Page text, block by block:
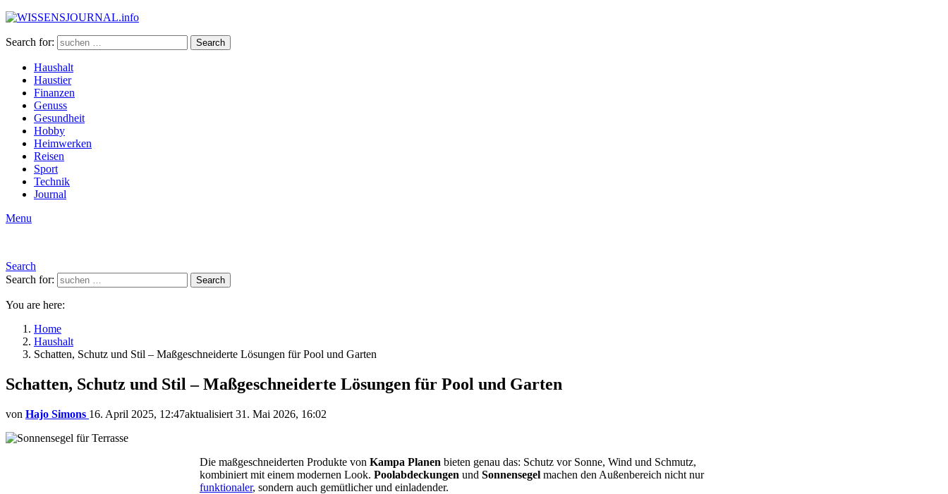
Search for: Search
Haushalt
Haustier
Finanzen
Genuss
Gesundheit
Hobby
Heimwerken
Reisen
Sport
Technik
Journal
Menu
Search
Search for:
Search
You are here:
Home
Haushalt
Schatten, Schutz und Stil – Maßgeschneiderte Lösungen für Pool und Garten
Schatten, Schutz und Stil – Maßgeschneiderte Lösungen für Pool und Garten
von Hajo Simons 16. April 2025, 12:47aktualisiert 31. Mai 2026, 16:02
Die maßgeschneiderten Produkte von Kampa Planen bieten genau das: Schutz vor Sonne, Wind und Schmutz,
kombiniert mit einem modernen Look. Poolabdeckungen und Sonnensegel machen den Außenbereich nicht nur
funktionaler, sondern auch gemütlicher und einladender.